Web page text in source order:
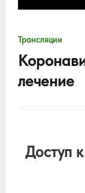
Трансляции
лечение
Доступ